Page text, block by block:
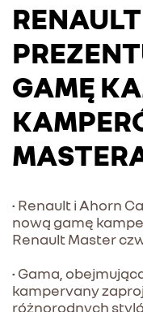
GAMĘ
• Renault i Ahorn
nową gamę
Renault Master
• Gama,
kampervany
różnorodnych